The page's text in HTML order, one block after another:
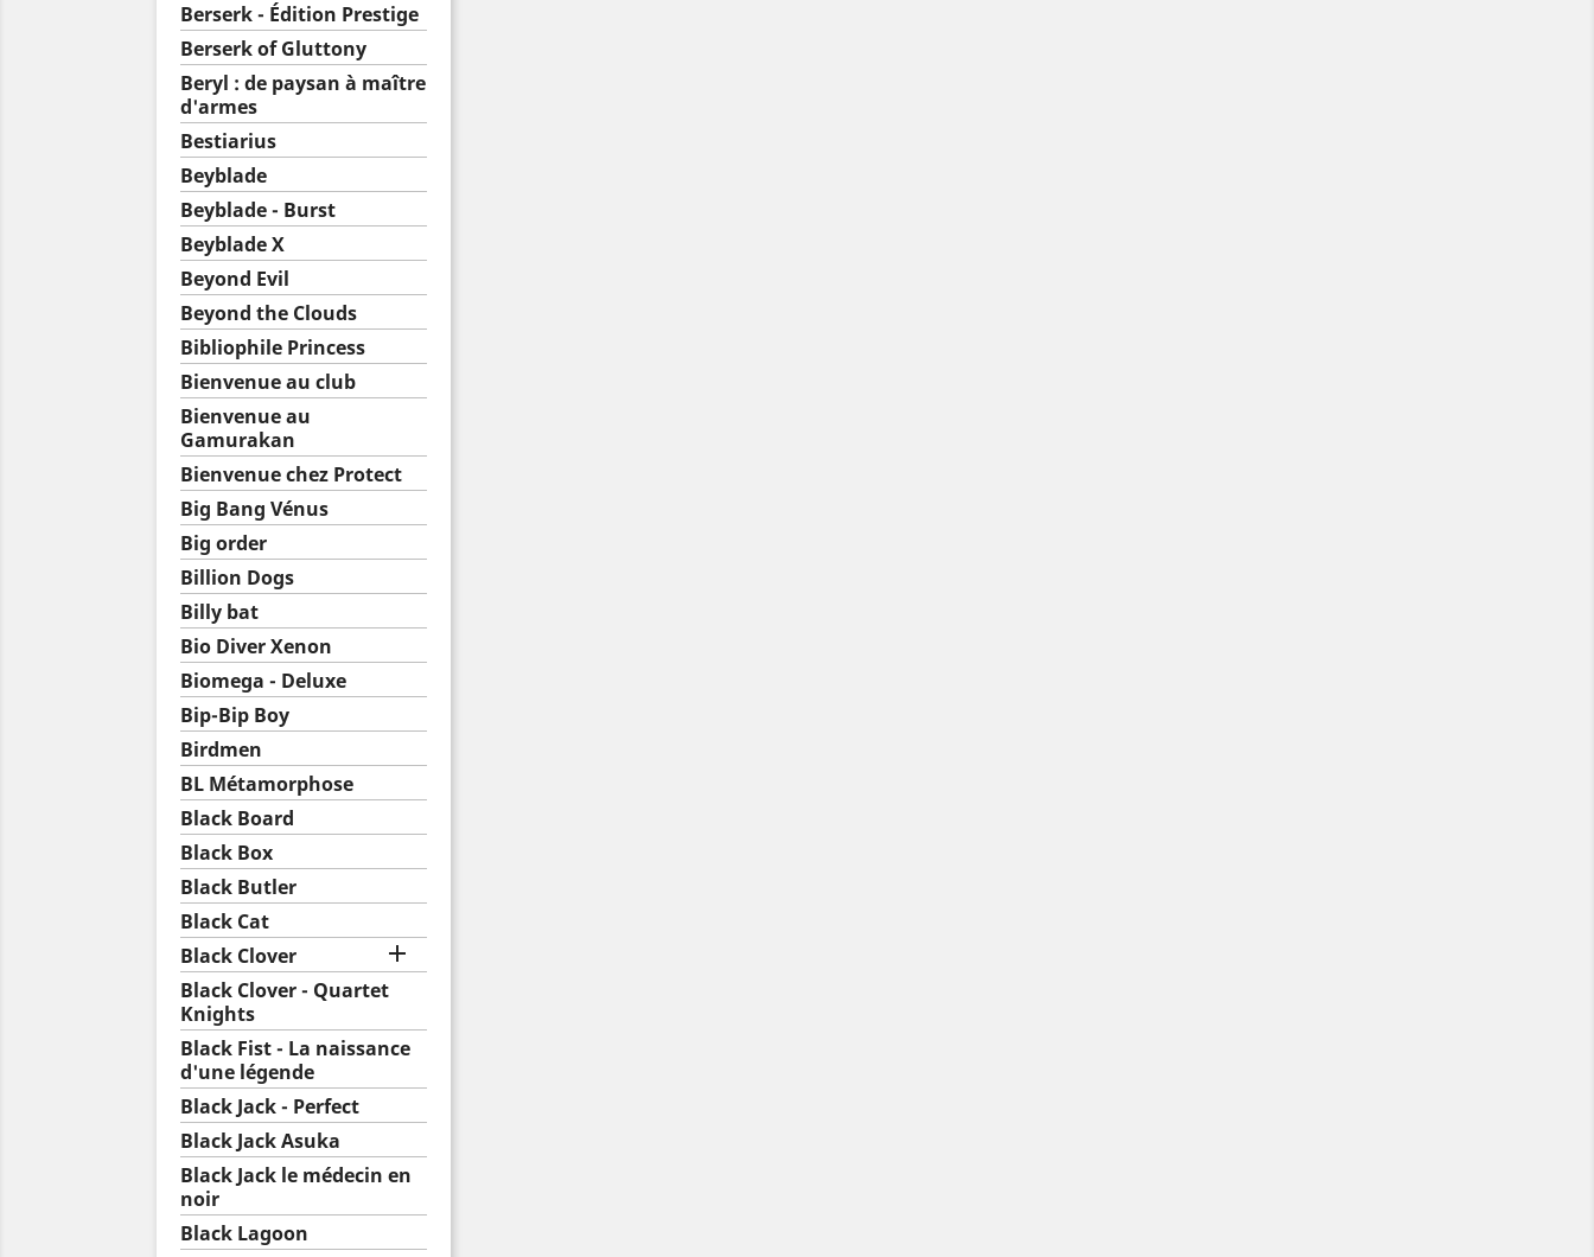
Berserk - Édition Prestige
Berserk of Gluttony
Beryl : de paysan à maître
d'armes
Bestiarius
Beyblade
Beyblade - Burst
Beyblade X
Beyond Evil
Beyond the Clouds
Bibliophile Princess
Bienvenue au club
Bienvenue au
Gamurakan
Bienvenue chez Protect
Big Bang Vénus
Big order
Billion Dogs
Billy bat
Bio Diver Xenon
Biomega - Deluxe
Bip-Bip Boy
Birdmen
BL Métamorphose
Black Board
Black Box
Black Butler
Black Cat
Black Clover

Black Clover - Quartet
Knights
Black Fist - La naissance
d'une légende
Black Jack - Perfect
Black Jack Asuka
Black Jack le médecin en
noir
Black Lagoon